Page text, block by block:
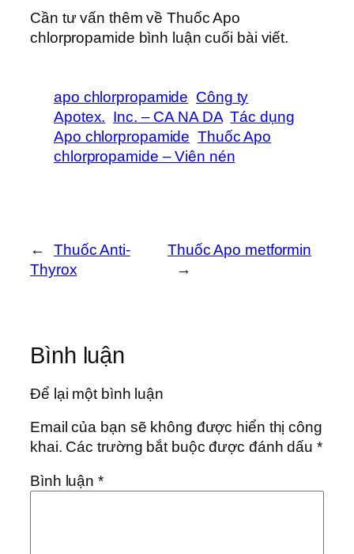
Cần tư vấn thêm về Thuốc Apo
chlorpropamide bình luận cuối bài viết.
apo chlorpropamide Công ty
Apotex. Inc. – CA NA DA Tác dụng
Apo chlorpropamide Thuốc Apo
chlorpropamide – Viên nén
←
Thuốc Anti-
Thyrox
Thuốc Apo metformin
→
Bình luận
Để lại một bình luận
Email của bạn sẽ không được hiển thị công
khai. Các trường bắt buộc được đánh dấu*
Bình luận*